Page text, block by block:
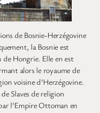
de Bosnie-Herzégovine
la Bosnie est
de Hongrie. Elle en est
alors le royaume de
voisine d’Herzégovine.
Slaves de religion
l’Empire Ottoman en